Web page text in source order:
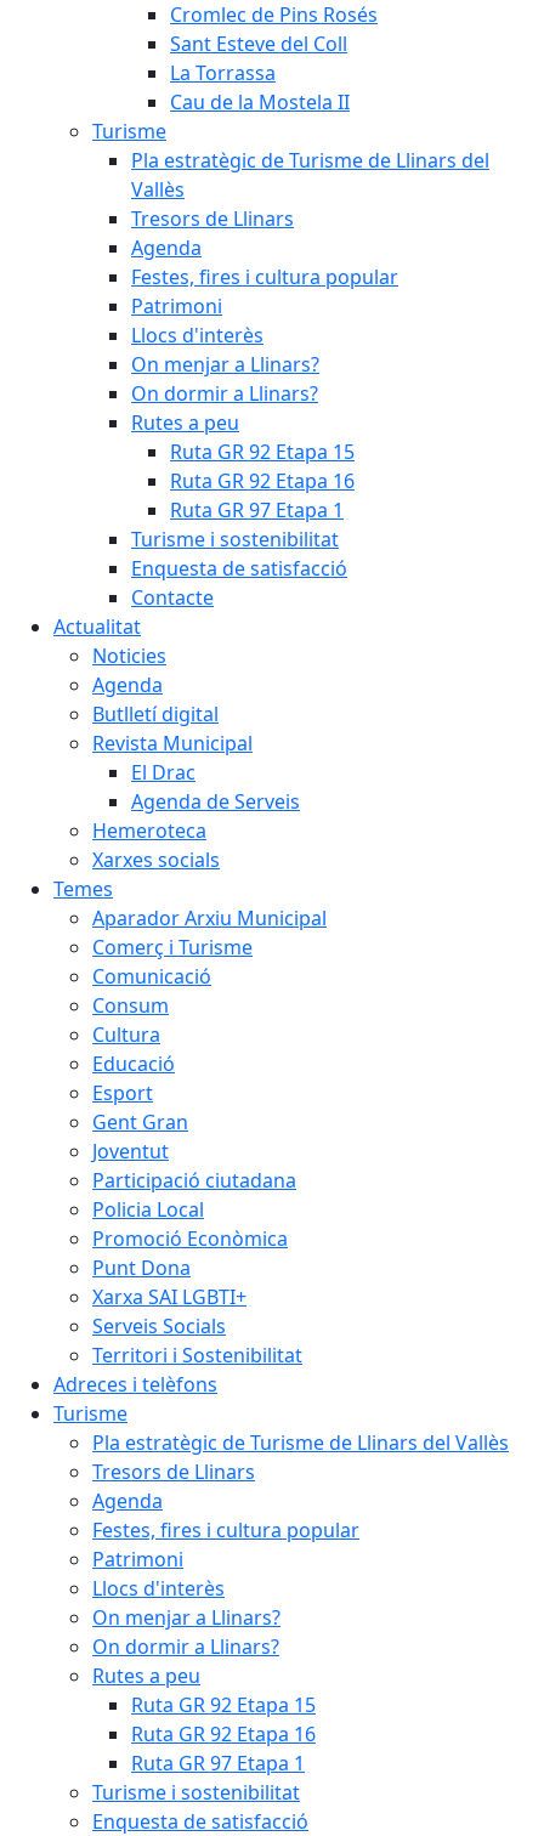
Cromlec de Pins Rosés
Sant Esteve del Coll
La Torrassa
Cau de la Mostela II
Turisme
Pla estratègic de Turisme de Llinars del
Vallès
Tresors de Llinars
Agenda
Festes, fires i cultura popular
Patrimoni
Llocs d'interès
On menjar a Llinars?
On dormir a Llinars?
Rutes a peu
Ruta GR 92 Etapa 15
Ruta GR 92 Etapa 16
Ruta GR 97 Etapa 1
Turisme i sostenibilitat
Enquesta de satisfacció
Contacte
Actualitat
Noticies
Agenda
Butlletí digital
Revista Municipal
El Drac
Agenda de Serveis
Hemeroteca
Xarxes socials
Temes
Aparador Arxiu Municipal
Comerç i Turisme
Comunicació
Consum
Cultura
Educació
Esport
Gent Gran
Joventut
Participació ciutadana
Policia Local
Promoció Econòmica
Punt Dona
Xarxa SAI LGBTI+
Serveis Socials
Territori i Sostenibilitat
Adreces i telèfons
Turisme
Pla estratègic de Turisme de Llinars del Vallès
Tresors de Llinars
Agenda
Festes, fires i cultura popular
Patrimoni
Llocs d'interès
On menjar a Llinars?
On dormir a Llinars?
Rutes a peu
Ruta GR 92 Etapa 15
Ruta GR 92 Etapa 16
Ruta GR 97 Etapa 1
Turisme i sostenibilitat
Enquesta de satisfacció